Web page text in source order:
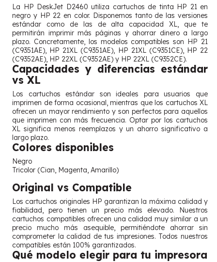
La HP DeskJet D2460 utiliza cartuchos de tinta HP 21 en
negro y HP 22 en color. Disponemos tanto de las versiones
estándar como de las de alta capacidad XL, que te
permitirán imprimir más páginas y ahorrar dinero a largo
plazo. Concretamente, los modelos compatibles son HP 21
(C9351AE), HP 21XL (C9351AE), HP 21XL (C9351CE), HP 22
(C9352AE), HP 22XL (C9352AE) y HP 22XL (C9352CE).
Capacidades y diferencias estándar
vs XL
Los cartuchos estándar son ideales para usuarios que
imprimen de forma ocasional, mientras que los cartuchos XL
ofrecen un mayor rendimiento y son perfectos para aquellos
que imprimen con más frecuencia. Optar por los cartuchos
XL significa menos reemplazos y un ahorro significativo a
largo plazo.
Colores disponibles
Negro
Tricolor (Cian, Magenta, Amarillo)
Original vs Compatible
Los cartuchos originales HP garantizan la máxima calidad y
fiabilidad, pero tienen un precio más elevado. Nuestros
cartuchos compatibles ofrecen una calidad muy similar a un
precio mucho más asequible, permitiéndote ahorrar sin
comprometer la calidad de tus impresiones. Todos nuestros
compatibles están 100% garantizados.
Qué modelo elegir para tu impresora